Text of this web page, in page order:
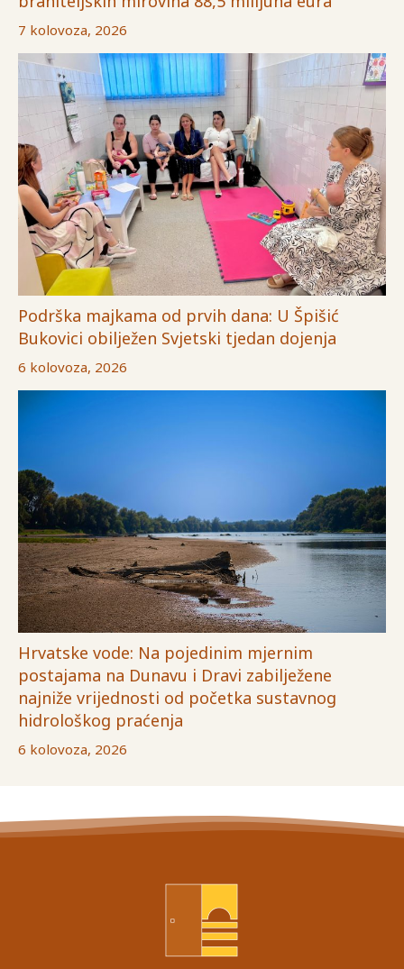
7 kolovoza, 2026
Podrška majkama od prvih dana: U Špišić
Bukovici obilježen Svjetski tjedan dojenja
6 kolovoza, 2026
Hrvatske vode: Na pojedinim mjernim
postajama na Dunavu i Dravi zabilježene
najniže vrijednosti od početka sustavnog
hidrološkog praćenja
6 kolovoza, 2026